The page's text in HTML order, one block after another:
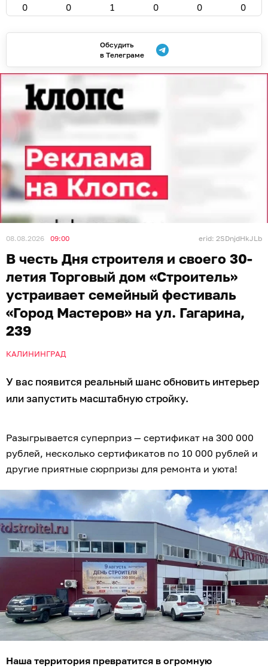
0 0 1 0 0 0
Обсудить
в Телеграме
08.08.2026 09:00 erid: 2SDnjdHkJLb
В честь Дня строителя и своего 30-
летия Торговый дом «Строитель»
устраивает семейный фестиваль
«Город Мастеров» на ул. Гагарина,
239
КАЛИНИНГРАД
У вас появится реальный шанс обновить интерьер
или запустить масштабную стройку.
Разыгрывается суперприз — сертификат на 300 000
рублей, несколько сертификатов по 10 000 рублей и
другие приятные сюрпризы для ремонта и уюта!
Наша территория превратится в огромную